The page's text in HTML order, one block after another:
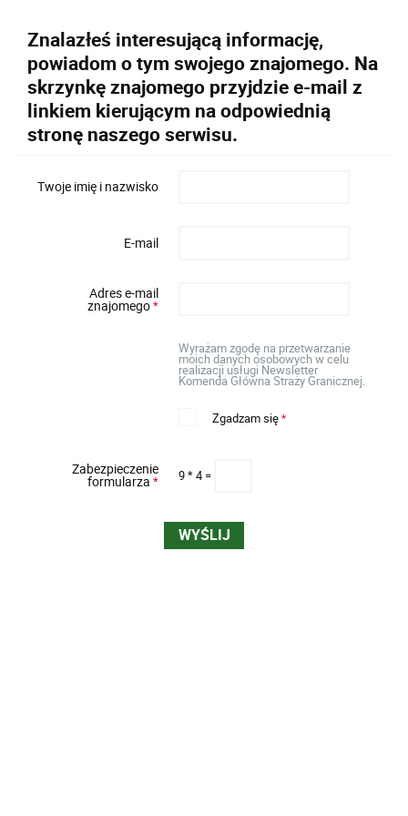
Znalazłeś interesującą informację,
powiadom o tym swojego znajomego. Na
skrzynkę znajomego przyjdzie e-mail z
linkiem kierującym na odpowiednią
stronę naszego serwisu.
Twoje imię i nazwisko
E-mail
Adres e-mail
znajomego*
Wyrażam zgodę na przetwarzanie
moich danych osobowych w celu
realizacji usługi Newsletter
Komenda Główna Straży Granicznej.
Zgadzam się*
Zabezpieczenie
formularza* 9 * 4 =